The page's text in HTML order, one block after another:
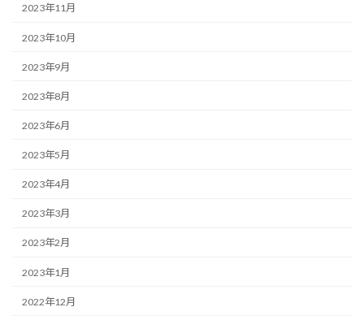
2023年11月
2023年10月
2023年9月
2023年8月
2023年6月
2023年5月
2023年4月
2023年3月
2023年2月
2023年1月
2022年12月